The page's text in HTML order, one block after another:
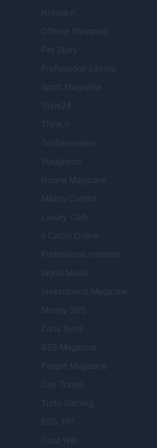
Notizie.it
Offerte Shopping
Pet Story
Professione Lavoro
Sport Magazine
Style24
Think.it
Tuobenessere
Viaggiamo
Nonne Magazine
Milano Cortina
Luxury Club
Il Calcio Online
Professione mamma
World Music
Investimenti Magazine
Money 365
Zona Nerd
B2B Magazine
People Magazine
Day Travel
Tutto Gaming
ESG 365
Food Wiki